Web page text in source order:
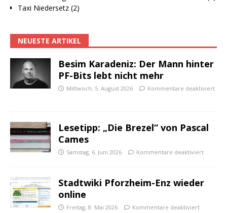
Taxi Niedersetz (2)
NEUESTE ARTIKEL
Besim Karadeniz: Der Mann hinter
PF-Bits lebt nicht mehr
Mittwoch, 5. August 2026 Kommentare deaktiviert
Lesetipp: „Die Brezel“ von Pascal
Cames
Samstag, 6. Juni 2026 Kommentare deaktiviert
Stadtwiki Pforzheim-Enz wieder
online
Freitag, 8. Mai 2026 Kommentare deaktiviert